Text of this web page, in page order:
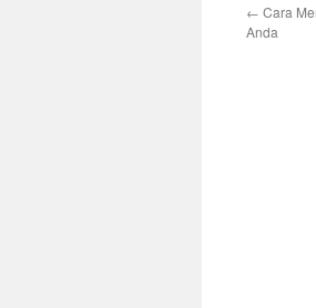
← Cara
Anda